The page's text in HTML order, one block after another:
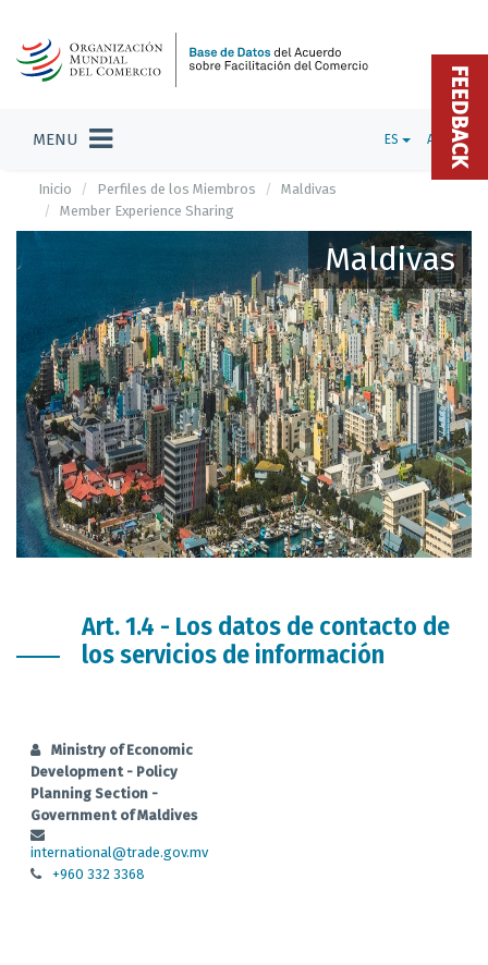
MENU ES ADMIN
Inicio Perfiles de los Miembros
Maldivas
Member Experience Sharing
Maldivas
Art. 1.4 - Los datos de contacto de
los servicios de información
Ministry of Economic
Development - Policy
Planning Section -
Government of Maldives
international@trade.gov.mv
+960 332 3368
FEEDBACK